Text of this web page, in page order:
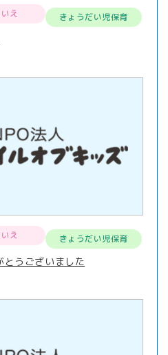
え きょうだい児保育
え きょうだい児保育
とうございました